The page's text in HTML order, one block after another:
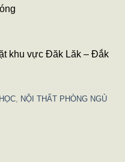
khu vực Đăk Lăk – Đắk
, NỘI THẤT PHÒNG NGỦ